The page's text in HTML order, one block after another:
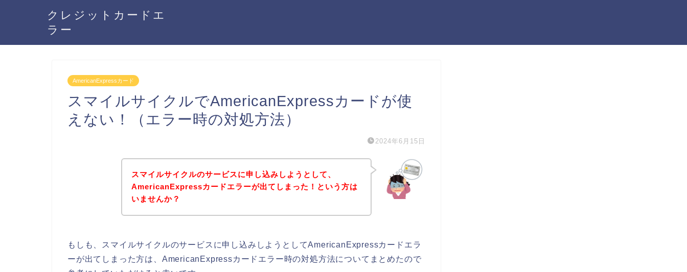
クレジットカードエ
ラー
AmericanExpressカード
スマイルサイクルでAmericanExpressカードが使
えない！（エラー時の対処方法）
2024年6月15日
スマイルサイクルのサービスに申し込みしようとして、
AmericanExpressカードエラーが出てしまった！という方は
いませんか？
もしも、スマイルサイクルのサービスに申し込みしようとしてAmericanExpressカードエラ
ーが出てしまった方は、AmericanExpressカードエラー時の対処方法についてまとめたので